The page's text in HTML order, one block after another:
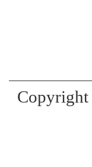
Copyright